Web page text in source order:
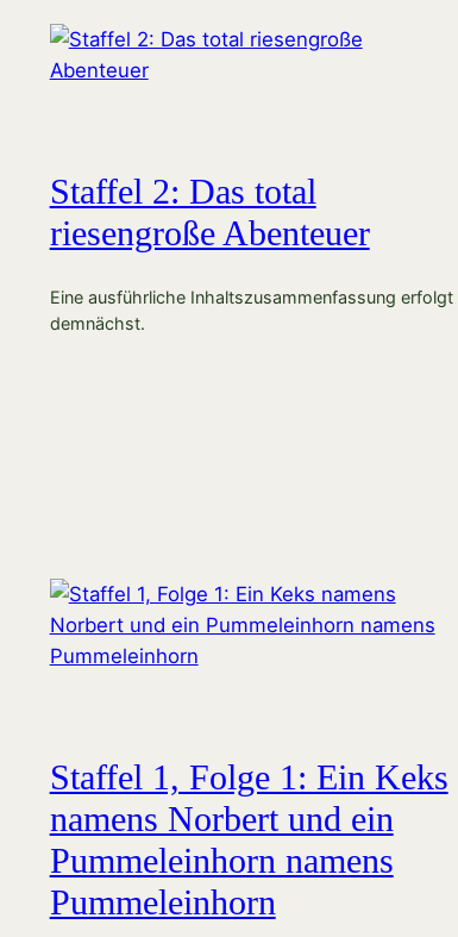
Staffel 2: Das total
riesengroße Abenteuer
Eine ausführliche Inhaltszusammenfassung erfolgt
demnächst.
Staffel 1, Folge 1: Ein Keks
namens Norbert und ein
Pummeleinhorn namens
Pummeleinhorn